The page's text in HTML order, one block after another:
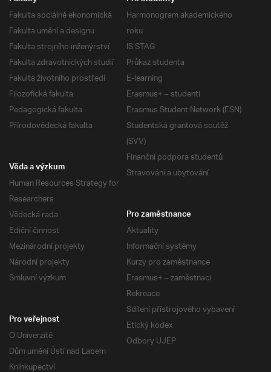
Fakulta sociálně ekonomická
Fakulta umění a designu
Fakulta strojního inženýrství
Fakulta zdravotnických studií
Fakulta životního prostředí
Filozofická fakulta
Pedagogická fakulta
Přírodovědecká fakulta
Harmonogram akademického
roku
IS STAG
Průkaz studenta
E-learning
Erasmus+ – studenti
Erasmus Student Network (ESN)
Studentská grantová soutěž
(SVV)
Finanční podpora studentů
Stravování a ubytování
Věda a výzkum
Human Resources Strategy for
Researchers
Vědecká rada
Ediční činnost
Mezinárodní projekty
Národní projekty
Smluvní výzkum
Pro zaměstnance
Aktuality
Informační systémy
Kurzy pro zaměstnance
Erasmus+ – zaměstnaci
Rekreace
Sdílení přístrojového vybavení
Etický kodex
Odbory UJEP
Pro veřejnost
O Univerzitě
Dům umění Ústí nad Labem
Knihkupectví